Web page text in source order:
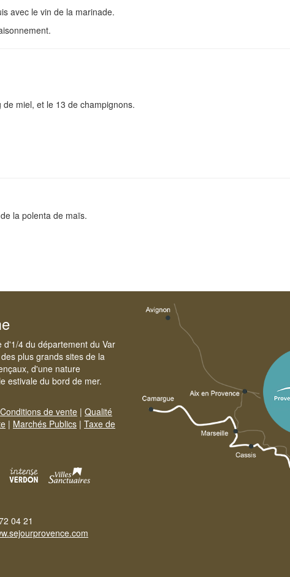
avec le vin de la marinade.
miel, et le 13 de champignons.
la polenta de maïs.
d'1/4 du département du Var
plus grands sites de la
d'une nature
estivale du bord de mer.
Conditions de vente | Qualité
| Marchés Publics | Taxe de
04 21